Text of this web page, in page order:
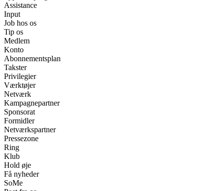
Assistance
Input
Job hos os
Tip os
Medlem
Konto
Abonnementsplan
Takster
Privilegier
Værktøjer
Netværk
Kampagnepartner
Sponsorat
Formidler
Netværkspartner
Pressezone
Ring
Klub
Hold øje
Få nyheder
SoMe